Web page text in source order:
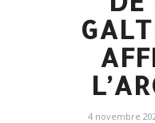
4 novembre